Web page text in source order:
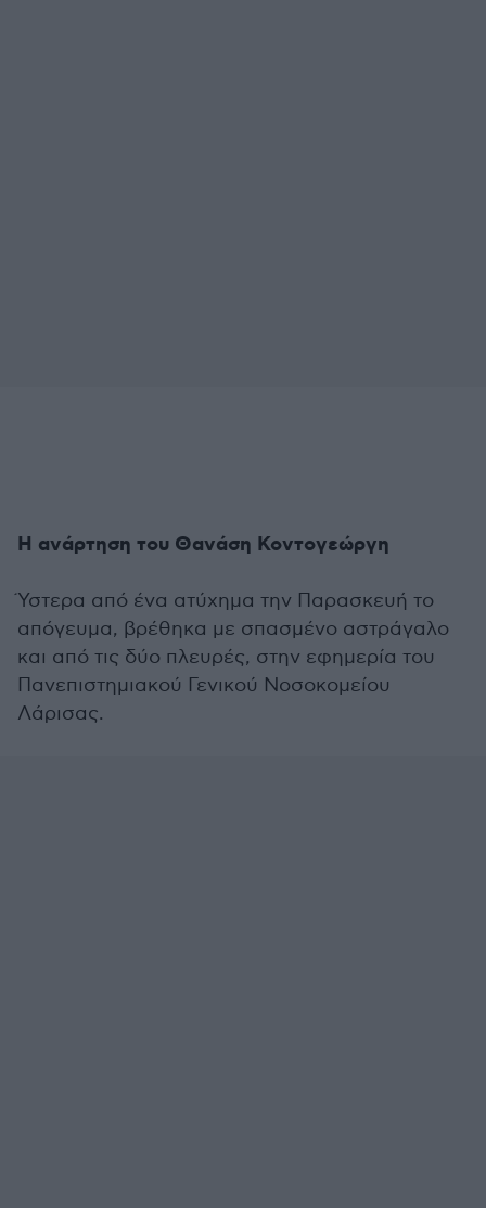
Η ανάρτηση του Θανάση Κοντογεώργη
Ύστερα από ένα ατύχημα την Παρασκευή το
απόγευμα, βρέθηκα με σπασμένο αστράγαλο
και από τις δύο πλευρές, στην εφημερία του
Πανεπιστημιακού Γενικού Νοσοκομείου
Λάρισας.